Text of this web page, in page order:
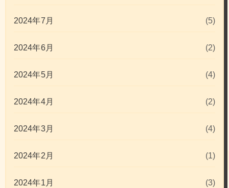
2024年7月 (5)
2024年6月 (2)
2024年5月 (4)
2024年4月 (2)
2024年3月 (4)
2024年2月 (1)
2024年1月 (3)